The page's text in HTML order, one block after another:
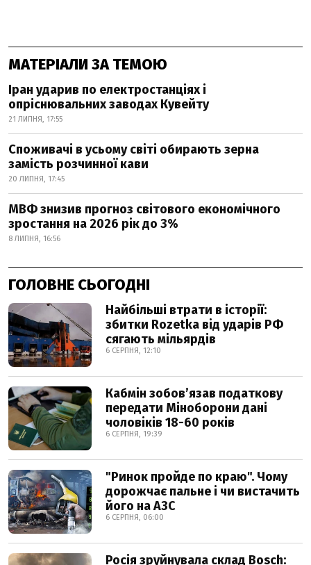
МАТЕРІАЛИ ЗА ТЕМОЮ
Іран ударив по електростанціях і
опріснювальних заводах Кувейту
21 ЛИПНЯ, 17:55
Споживачі в усьому світі обирають зерна
замість розчинної кави
20 ЛИПНЯ, 17:45
МВФ знизив прогноз світового економічного
зростання на 2026 рік до 3%
8 ЛИПНЯ, 16:56
ГОЛОВНЕ СЬОГОДНІ
Найбільші втрати в історії:
збитки Rozetka від ударів РФ
сягають мільярдів
6 СЕРПНЯ, 12:10
Кабмін зобовʼязав податкову
передати Міноборони дані
чоловіків 18-60 років
6 СЕРПНЯ, 19:39
"Ринок пройде по краю". Чому
дорожчає пальне і чи вистачить
його на АЗС
6 СЕРПНЯ, 06:00
Росія зруйнувала склад Bosch: